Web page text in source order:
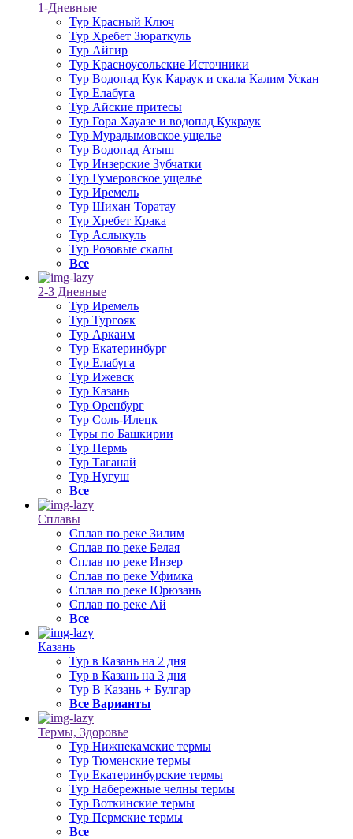
1-Дневные
Тур Красный Ключ
Тур Хребет Зюраткуль
Тур Айгир
Тур Красноусольские Источники
Тур Водопад Кук Караук и скала Калим Ускан
Тур Елабуга
Тур Айские притесы
Тур Гора Хауазе и водопад Кукраук
Тур Мурадымовское ущелье
Тур Водопад Атыш
Тур Инзерские Зубчатки
Тур Гумеровское ущелье
Тур Иремель
Тур Шихан Торатау
Тур Хребет Крака
Тур Аслыкуль
Тур Розовые скалы
Все
2-3 Дневные
Тур Иремель
Тур Тургояк
Тур Аркаим
Тур Екатеринбург
Тур Елабуга
Тур Ижевск
Тур Казань
Тур Оренбург
Тур Соль-Илецк
Туры по Башкирии
Тур Пермь
Тур Таганай
Тур Нугуш
Все
Сплавы
Сплав по реке Зилим
Сплав по реке Белая
Сплав по реке Инзер
Сплав по реке Уфимка
Сплав по реке Юрюзань
Сплав по реке Ай
Все
Казань
Тур в Казань на 2 дня
Тур в Казань на 3 дня
Тур В Казань + Булгар
Все Варианты
Термы, Здоровье
Тур Нижнекамские термы
Тур Тюменские термы
Тур Екатеринбурские термы
Тур Набережные челны термы
Тур Воткинские термы
Тур Пермские термы
Все